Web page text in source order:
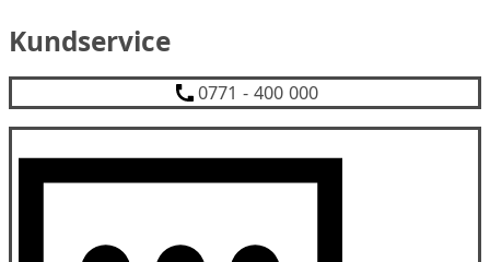
Kundservice
0771 - 400 000